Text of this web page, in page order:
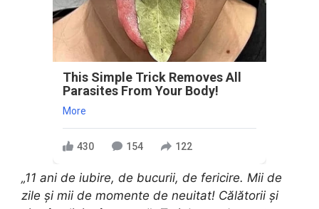
This Simple Trick Removes All
Parasites From Your Body!
More
430 154 122
„11 ani de iubire, de bucurii, de fericire. Mii de
zile și mii de momente de neuitat! Călătorii și